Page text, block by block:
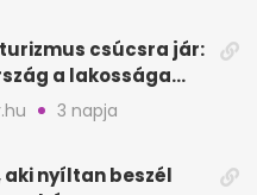
csúcsra jár:
a lakossága
fogadja
3 napja
aki nyíltan beszél